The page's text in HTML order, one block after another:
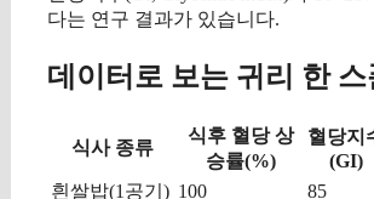
다는 연구 결과가 있습니다.
데이터로 보는 귀리 한
식사 종류
식후 혈당 상
승률(%)
혈당지
(GI)
흰쌀밥(1공기) 100 85